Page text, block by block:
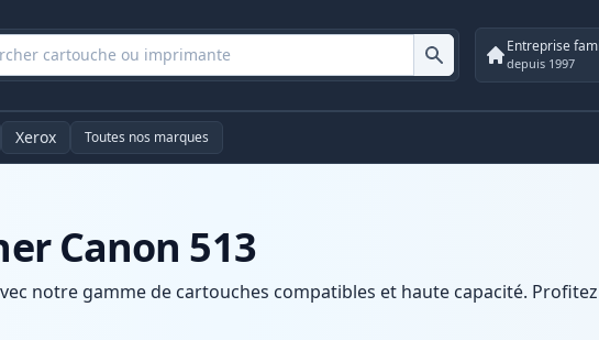
Entreprise
depuis 1997
Xerox Toutes nos marques
Canon 513
notre gamme de cartouches compatibles et haute capacité.